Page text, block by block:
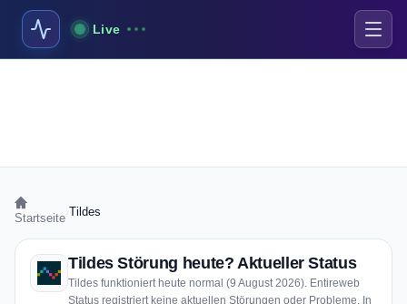
Live
Startseite Tildes
Tildes Störung heute? Aktueller Status
Tildes funktioniert heute normal (9 August 2026). Entireweb
Status registriert keine aktuellen Störungen oder Probleme. In